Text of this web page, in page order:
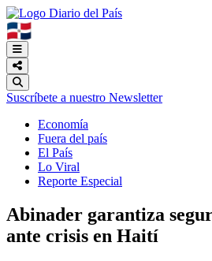
🇩🇴
Suscríbete a nuestro Newsletter
Economía
Fuera del país
El País
Lo Viral
Reporte Especial
Abinader garantiza
ante crisis en Haití